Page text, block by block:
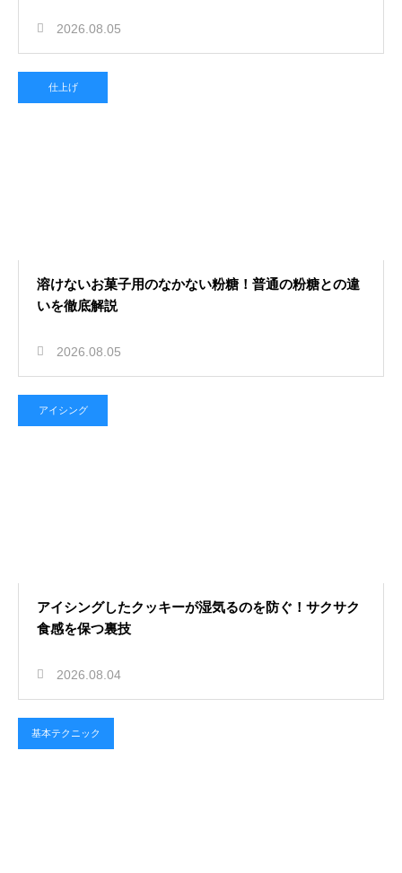
2026.08.05
仕上げ
溶けないお菓子用のなかない粉糖！普通の粉糖との違
いを徹底解説
2026.08.05
アイシング
アイシングしたクッキーが湿気るのを防ぐ！サクサク
食感を保つ裏技
2026.08.04
基本テクニック